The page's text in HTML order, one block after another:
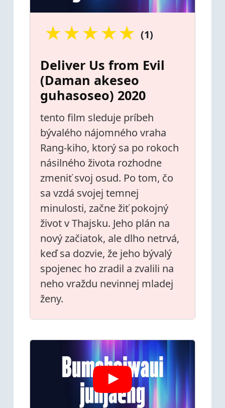
★
★
★
★
★ (1)
Deliver Us from Evil
(Daman akeseo
guhasoseo) 2020
tento film sleduje príbeh
bývalého nájomného vraha
Rang-kiho, ktorý sa po rokoch
násilného života rozhodne
zmeniť svoj osud. Po tom, čo
sa vzdá svojej temnej
minulosti, začne žiť pokojný
život v Thajsku. Jeho plán na
nový začiatok, ale dlho netrvá,
keď sa dozvie, že jeho bývalý
spojenec ho zradil a zvalili na
neho vraždu nevinnej mladej
ženy.